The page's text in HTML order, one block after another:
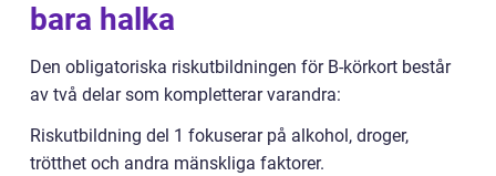
bara halka
Den obligatoriska riskutbildningen för B-körkort består
av två delar som kompletterar varandra:
Riskutbildning del 1 fokuserar på alkohol, droger,
trötthet och andra mänskliga faktorer.